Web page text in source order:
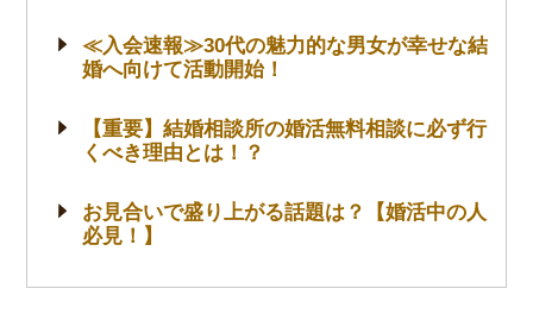
≪入会速報≫30代の魅力的な男女が幸せな結
婚へ向けて活動開始！
【重要】結婚相談所の婚活無料相談に必ず行
くべき理由とは！？
お見合いで盛り上がる話題は？【婚活中の人
必見！】